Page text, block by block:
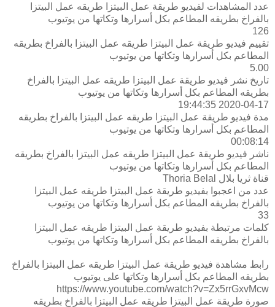
عدد المشاهدات لفيديو طريقة عمل البيتزا طريقه عمل البيتزا
بالفراخ بطريقه المطاعم بكل أسرارها وتكاتها من يوتيوب
126
تقييم فيديو طريقة عمل البيتزا طريقه عمل البيتزا بالفراخ بطريقه
المطاعم بكل أسرارها وتكاتها من يوتيوب
5.00
تاريخ نشر فيديو طريقة عمل البيتزا طريقه عمل البيتزا بالفراخ
بطريقه المطاعم بكل أسرارها وتكاتها من يوتيوب
2020-04-17 19:44:35
مدة فيديو طريقة عمل البيتزا طريقه عمل البيتزا بالفراخ بطريقه
المطاعم بكل أسرارها وتكاتها من يوتيوب
00:08:14
ناشر فيديو طريقة عمل البيتزا طريقه عمل البيتزا بالفراخ بطريقه
المطاعم بكل أسرارها وتكاتها من يوتيوب
قناة ثريا بلال Thoria Belal
عدد من اعجبوا بفيديو طريقة عمل البيتزا طريقه عمل البيتزا
بالفراخ بطريقه المطاعم بكل أسرارها وتكاتها من يوتيوب
33
كلمات مرتبطة بفيديو طريقة عمل البيتزا طريقه عمل البيتزا
بالفراخ بطريقه المطاعم بكل أسرارها وتكاتها من يوتيوب
رابط مشاهدة فيديو طريقة عمل البيتزا طريقه عمل البيتزا بالفراخ
بطريقه المطاعم بكل أسرارها وتكاتها على يوتيوب
https://www.youtube.com/watch?v=Zx5rrGxvMcw
صورة طريقة عمل البيتزا طريقه عمل البيتزا بالفراخ بطريقه